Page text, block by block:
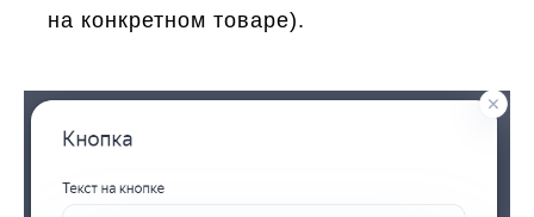
на конкретном товаре).